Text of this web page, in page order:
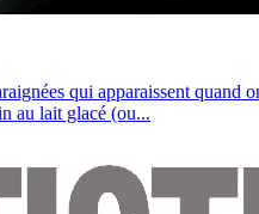
qui apparaissent
au lait glacé (ou...